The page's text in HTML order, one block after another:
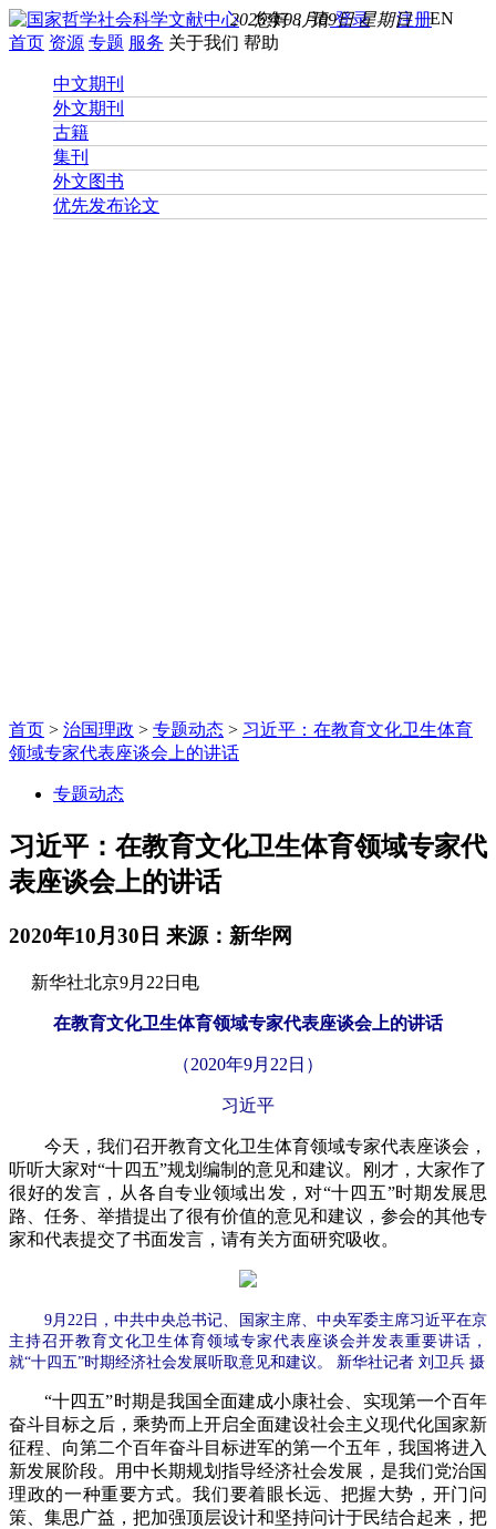
您好， 请登录 注册EN
2026年08月09日 星期日
首页 资源 专题 服务 关于我们 帮助
中文期刊
外文期刊
古籍
集刊
外文图书
优先发布论文
首页 > 治国理政 > 专题动态 > 习近平：在教育文化卫生体育
领域专家代表座谈会上的讲话
专题动态
习近平：在教育文化卫生体育领域专家代
表座谈会上的讲话
2020年10月30日 来源：新华网
新华社北京9月22日电
在教育文化卫生体育领域专家代表座谈会上的讲话
（2020年9月22日）
习近平
今天，我们召开教育文化卫生体育领域专家代表座谈会，
听听大家对“十四五”规划编制的意见和建议。刚才，大家作了
很好的发言，从各自专业领域出发，对“十四五”时期发展思
路、任务、举措提出了很有价值的意见和建议，参会的其他专
家和代表提交了书面发言，请有关方面研究吸收。
9月22日，中共中央总书记、国家主席、中央军委主席习近平在京
主持召开教育文化卫生体育领域专家代表座谈会并发表重要讲话，
就“十四五”时期经济社会发展听取意见和建议。 新华社记者 刘卫兵 摄
“十四五”时期是我国全面建成小康社会、实现第一个百年
奋斗目标之后，乘势而上开启全面建设社会主义现代化国家新
征程、向第二个百年奋斗目标进军的第一个五年，我国将进入
新发展阶段。用中长期规划指导经济社会发展，是我们党治国
理政的一种重要方式。我们要着眼长远、把握大势，开门问
策、集思广益，把加强顶层设计和坚持问计于民结合起来，把